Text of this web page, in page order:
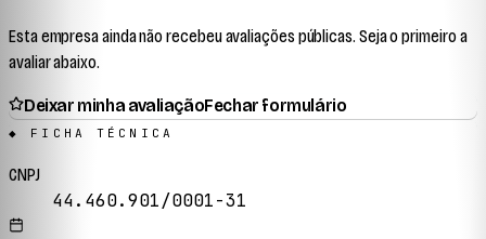
Esta empresa ainda não recebeu avaliações públicas. Seja o primeiro a
avaliar abaixo.
Deixar minha avaliaçãoFechar formulário
◆ FICHA TÉCNICA
CNPJ
44.460.901/0001-31